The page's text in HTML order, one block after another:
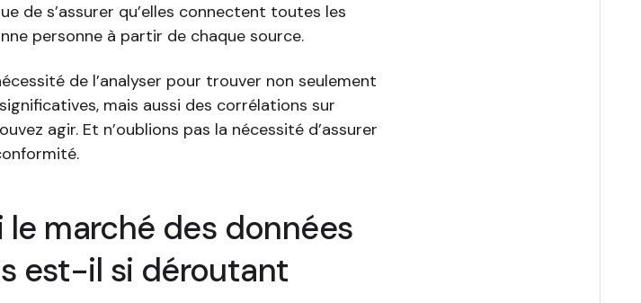
de s’assurer qu’elles connectent toutes les
personne à partir de chaque source.
de l’analyser pour trouver non seulement
mais aussi des corrélations sur
agir. Et n’oublions pas la nécessité d’assurer
le marché des données
est-il si déroutant